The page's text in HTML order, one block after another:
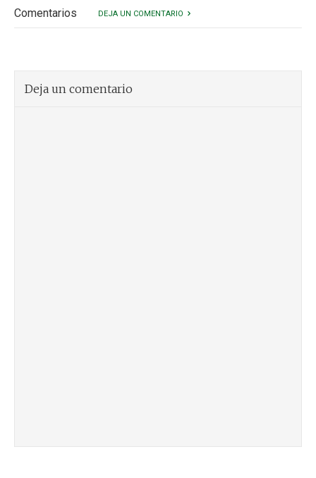
Comentarios DEJA UN COMENTARIO
Deja un comentario